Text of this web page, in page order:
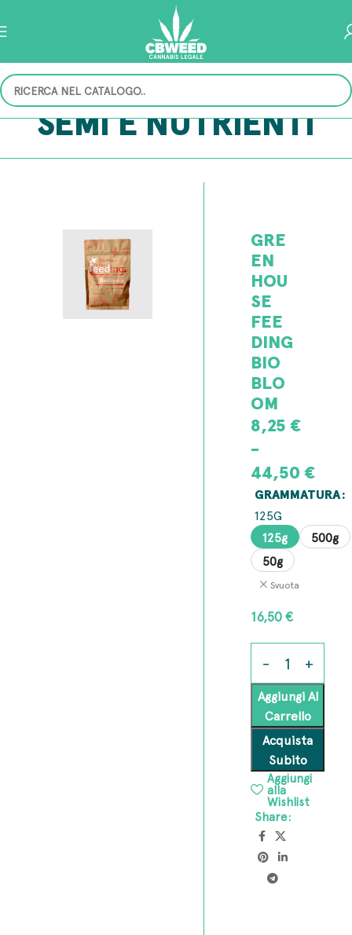
SEMI E NUTRIENTI
GRE
EN
HOU
SE
FEE
DING
BIO
BLO
OM
8,25€
-
44,50€
GRAMMATURA
125G
125g
500g
50g
Svuota
16,50€
Aggiungi Al
Carrello
Acquista
Subito
Aggiungi
alla
Wishlist
Share: